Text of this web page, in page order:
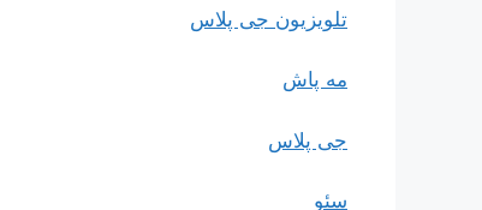
تلویزیون جی پلاس
مه پاش
جی پلاس
سئو